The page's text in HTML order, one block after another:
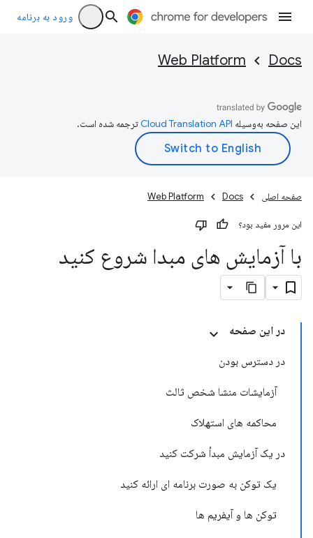
ورود به برنامه
Docs
Web Platform
این صفحه به‌وسیله ترجمه شده است.
صفحه اصلی Docs
Web Platform
این مرور مفید بود؟
با آزمایش های مبدا شروع کنید
در این صفحه
در دسترس بودن
آزمایشات منشا شخص ثالث
محاکمه های استهلاک
در یک آزمایش مبدأ شرکت کنید
یک توکن به صورت برنامه ای ارائه کنید
توکن ها و آیفریم ها